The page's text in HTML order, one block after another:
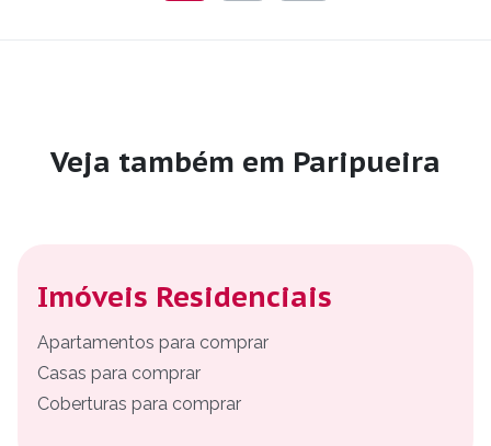
Veja também em Paripueira
Imóveis Residenciais
Apartamentos para comprar
Casas para comprar
Coberturas para comprar